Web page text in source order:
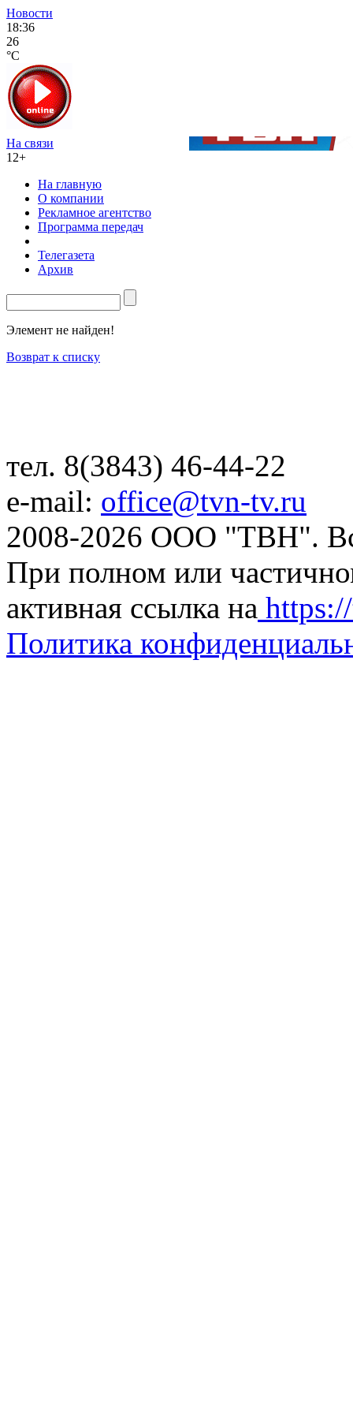
Новости
18:36
26
°C
На связи
12+
На главную
О компании
Рекламное агентство
Программа передач
Телегазета
Архив
Элемент не найден!
Возврат к списку
тел. 8(3843) 46-44-22
e-mail: office@tvn-tv.ru
2008-2026 ООО "ТВН".
При полном или
активная ссылка на
Политика